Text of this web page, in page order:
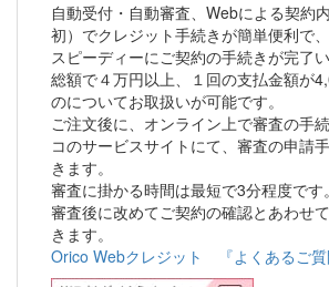
自動受付・自動審査、Webによる契約
初）でクレジット手続きが簡単便利で
スピーディーにご契約の手続きが完了い
総額で４万円以上、１回の支払金額が
のについてお取扱いが可能です。
ご注文後に、オンライン上で審査の手
コのサービスサイトにて、審査の申請
きます。
審査に掛かる時間は最短で3分程度です。
審査後に改めてご契約の確認とあわせ
きます。
Orico Webクレジット 『よくあるご質